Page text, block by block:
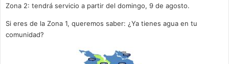
Zona 2: tendrá servicio a partir del domingo, 9 de agosto.
Si eres de la Zona 1, queremos saber: ¿Ya tienes agua en tu
comunidad?